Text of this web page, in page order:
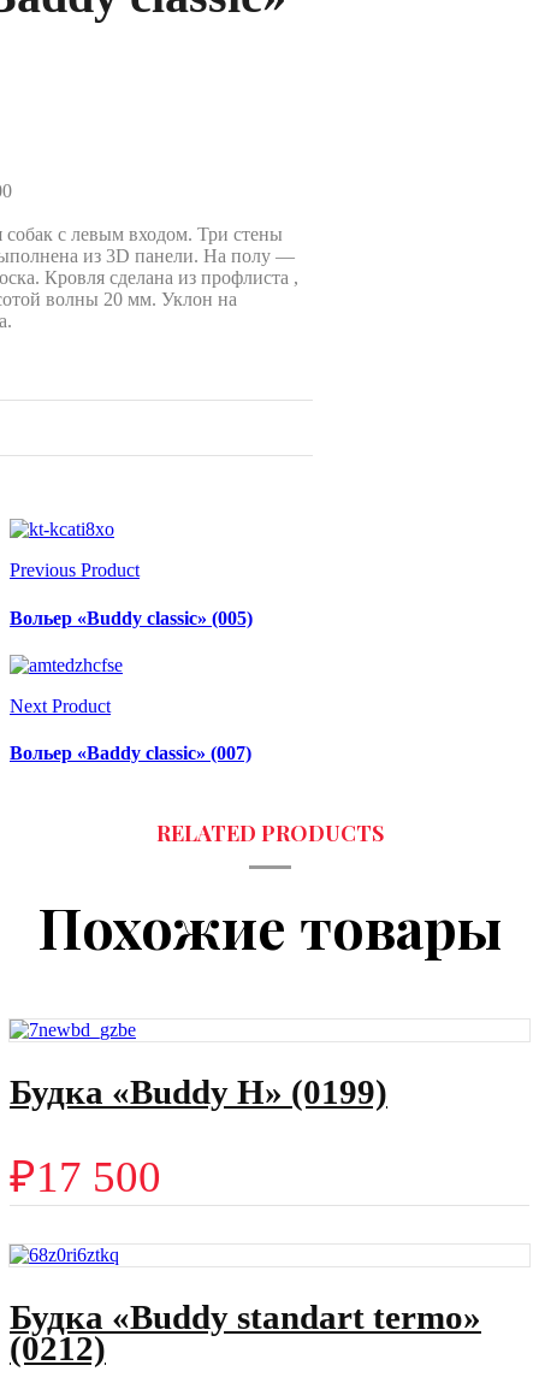
собак с левым входом. Три стены
из 3D панели. На полу —
Кровля сделана из профлиста ,
волны 20 мм. Уклон на
Previous Product
Вольер «Buddy classic» (005)
Next Product
Вольер «Baddy classic» (007)
Похожие товары
Будка «Buddy H» (0199)
₽17 500
Будка «Buddy standart termo»
(0212)